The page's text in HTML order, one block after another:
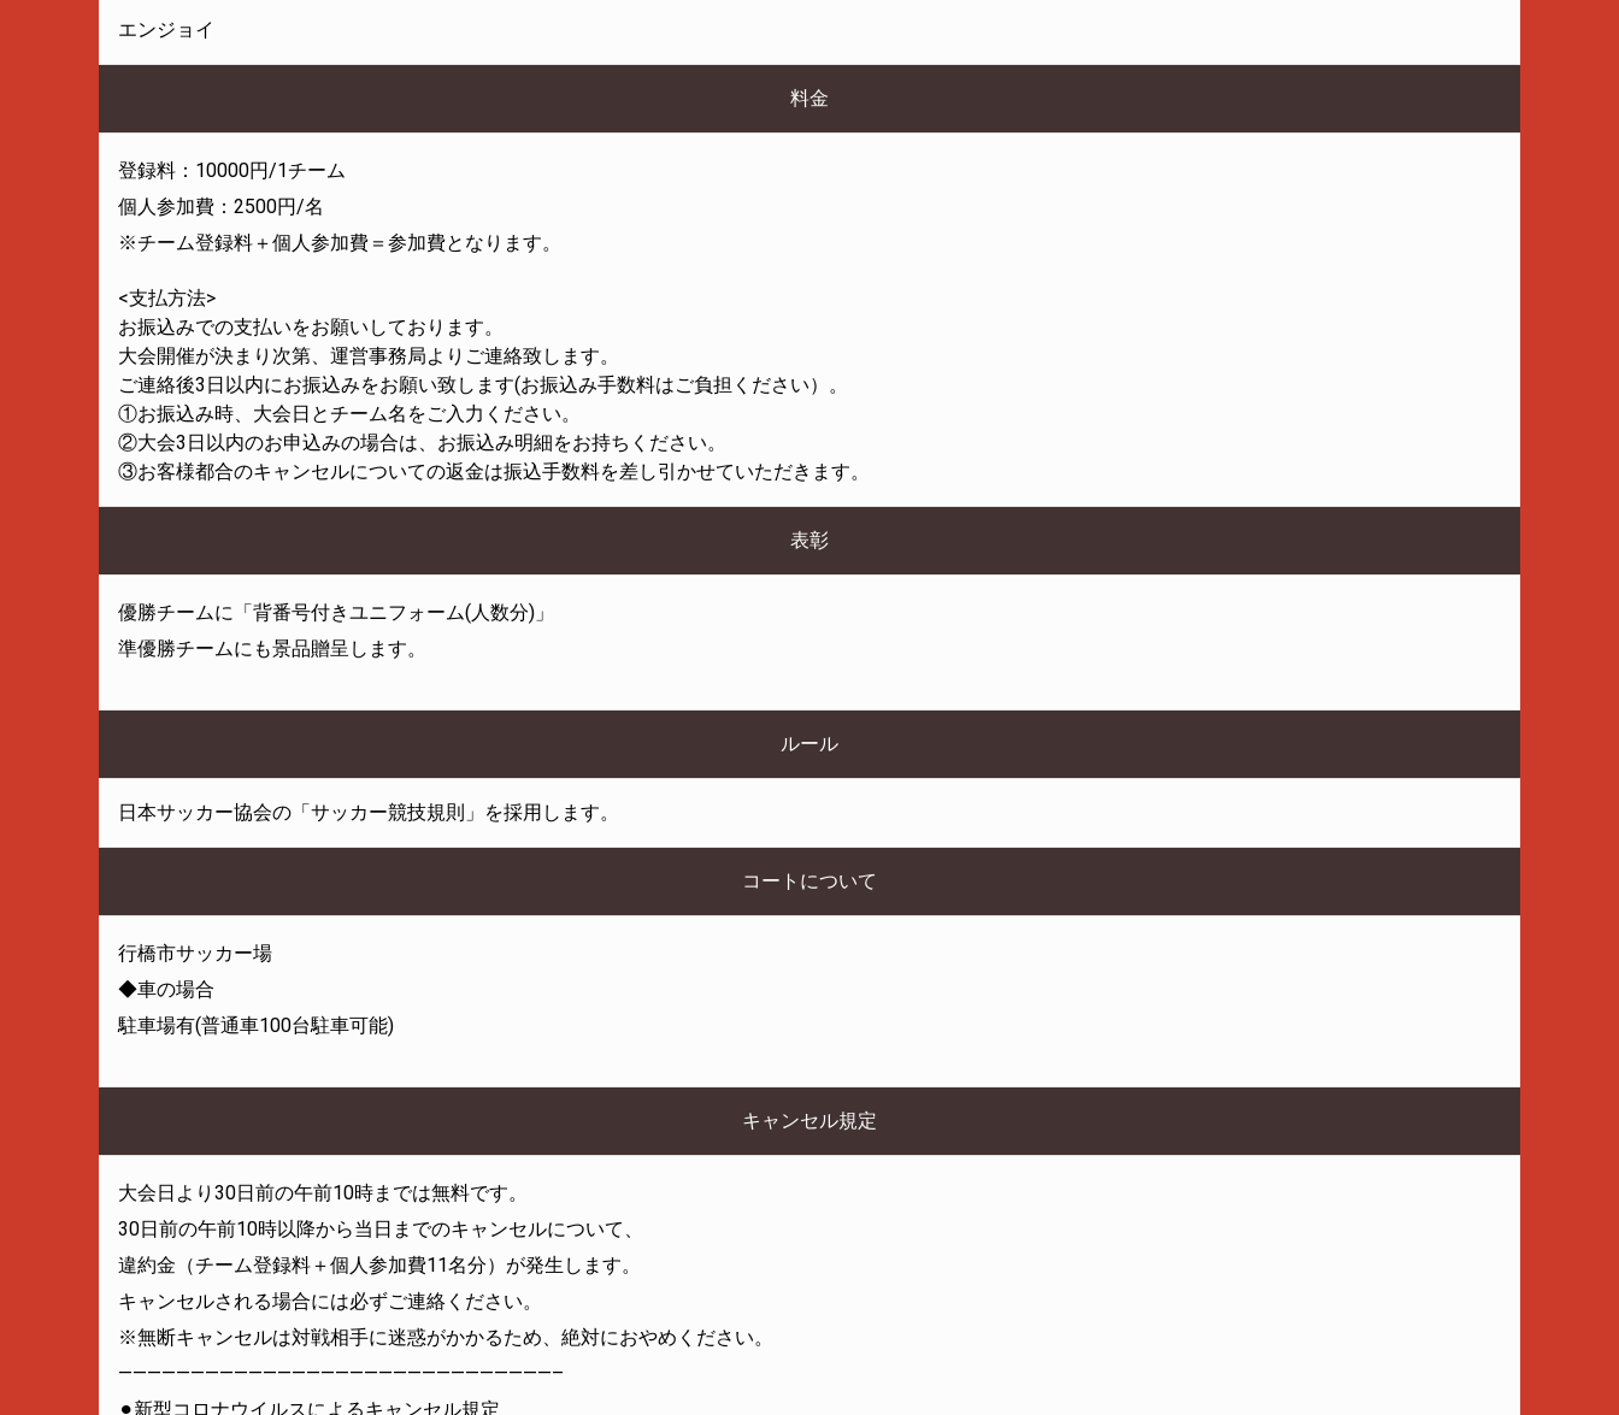
エンジョイ
料金
登録料：10000円/1チーム
個人参加費：2500円/名
※チーム登録料＋個人参加費＝参加費となります。
<支払方法>
お振込みでの支払いをお願いしております。
大会開催が決まり次第、運営事務局よりご連絡致します。
ご連絡後3日以内にお振込みをお願い致します(お振込み手数料はご負担ください）。
①お振込み時、大会日とチーム名をご入力ください。
②大会3日以内のお申込みの場合は、お振込み明細をお持ちください。
③お客様都合のキャンセルについての返金は振込手数料を差し引かせていただきます。
表彰
優勝チームに「背番号付きユニフォーム(人数分)」
準優勝チームにも景品贈呈します。
ルール
日本サッカー協会の「サッカー競技規則」を採用します。
コートについて
行橋市サッカー場
◆車の場合
駐車場有(普通車100台駐車可能)
キャンセル規定
大会日より30日前の午前10時までは無料です。
30日前の午前10時以降から当日までのキャンセルについて、
違約金（チーム登録料＋個人参加費11名分）が発生します。
キャンセルされる場合には必ずご連絡ください。
※無断キャンセルは対戦相手に迷惑がかかるため、絶対におやめください。
——————————————————————————————–
⚫︎新型コロナウイルスによるキャンセル規定